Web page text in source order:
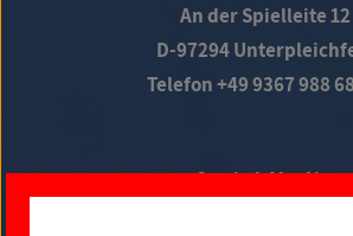
An der Spielleite 12
D-97294
Telefon +49 9367 988
Social Media